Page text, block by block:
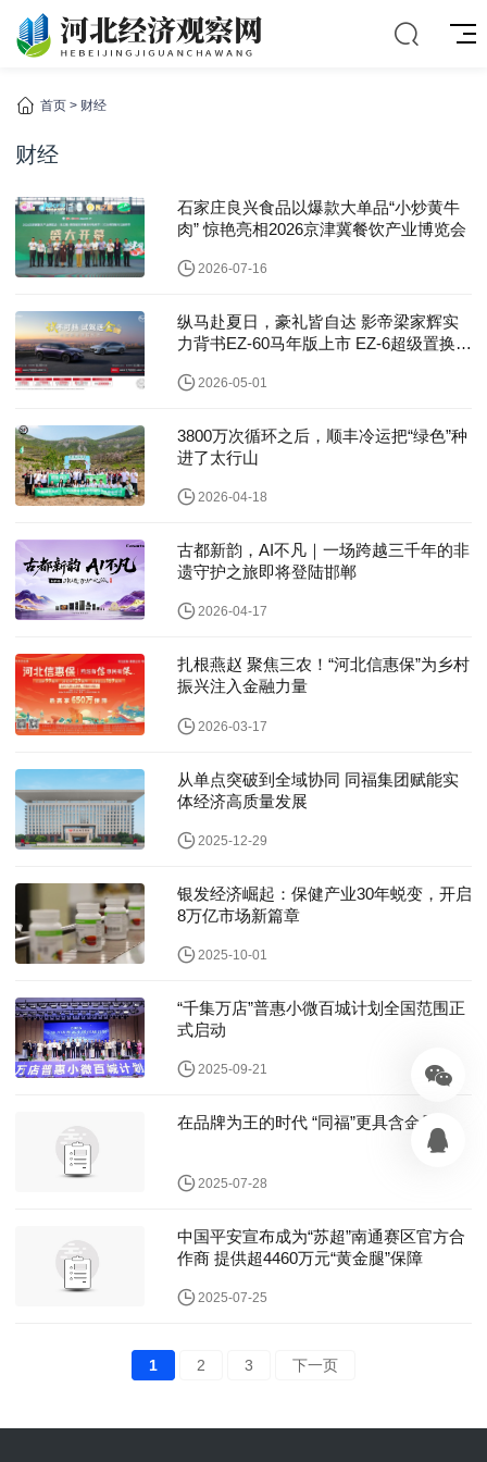
首页 > 财经
财经
石家庄良兴食品以爆款大单品“小炒黄牛
肉” 惊艳亮相2026京津冀餐饮产业博览会
2026-07-16
纵马赴夏日，豪礼皆自达 影帝梁家辉实
力背书EZ-60马年版上市 EZ-6超级置换季
2026-05-01
3800万次循环之后，顺丰冷运把“绿色”种
进了太行山
2026-04-18
古都新韵，AI不凡｜一场跨越三千年的非
遗守护之旅即将登陆邯郸
2026-04-17
扎根燕赵 聚焦三农！“河北信惠保”为乡村
振兴注入金融力量
2026-03-17
从单点突破到全域协同 同福集团赋能实
体经济高质量发展
2025-12-29
银发经济崛起：保健产业30年蜕变，开启
8万亿市场新篇章
2025-10-01
“千集万店”普惠小微百城计划全国范围正
式启动
2025-09-21
在品牌为王的时代 “同福”更具含金量
2025-07-28
中国平安宣布成为“苏超”南通赛区官方合
作商 提供超4460万元“黄金腿”保障
2025-07-25
1 2 3 下一页